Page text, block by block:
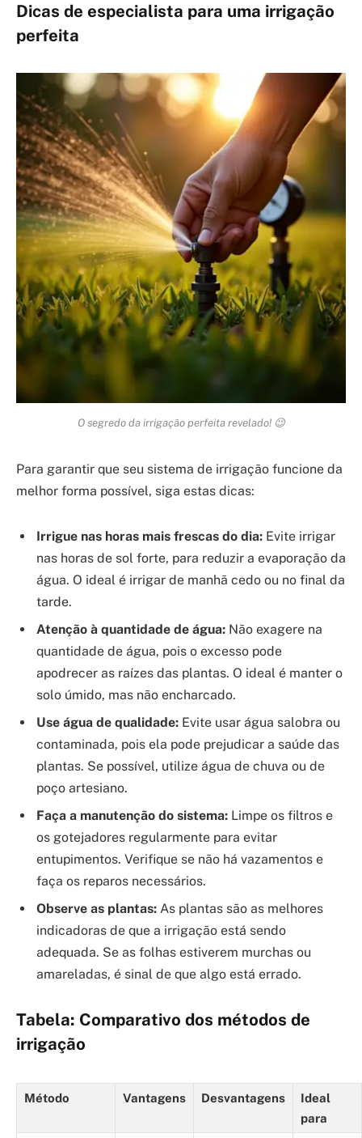
Dicas de especialista para uma irrigação
perfeita
O segredo da irrigação perfeita revelado! 😉
Para garantir que seu sistema de irrigação funcione da
melhor forma possível, siga estas dicas:
Irrigue nas horas mais frescas do dia: Evite irrigar
nas horas de sol forte, para reduzir a evaporação da
água. O ideal é irrigar de manhã cedo ou no final da
tarde.
Atenção à quantidade de água: Não exagere na
quantidade de água, pois o excesso pode
apodrecer as raízes das plantas. O ideal é manter o
solo úmido, mas não encharcado.
Use água de qualidade: Evite usar água salobra ou
contaminada, pois ela pode prejudicar a saúde das
plantas. Se possível, utilize água de chuva ou de
poço artesiano.
Faça a manutenção do sistema: Limpe os filtros e
os gotejadores regularmente para evitar
entupimentos. Verifique se não há vazamentos e
faça os reparos necessários.
Observe as plantas: As plantas são as melhores
indicadoras de que a irrigação está sendo
adequada. Se as folhas estiverem murchas ou
amareladas, é sinal de que algo está errado.
Tabela: Comparativo dos métodos de
irrigação
Método Vantagens Desvantagens
Ideal
para